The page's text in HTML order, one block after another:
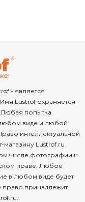
- является
Lustrof охраняется
Любая попытка
виде и любой
интеллектуальной
Lustrof.ru.
числе фотографии и
праве. Любое
в любом виде будет
право принадлежит